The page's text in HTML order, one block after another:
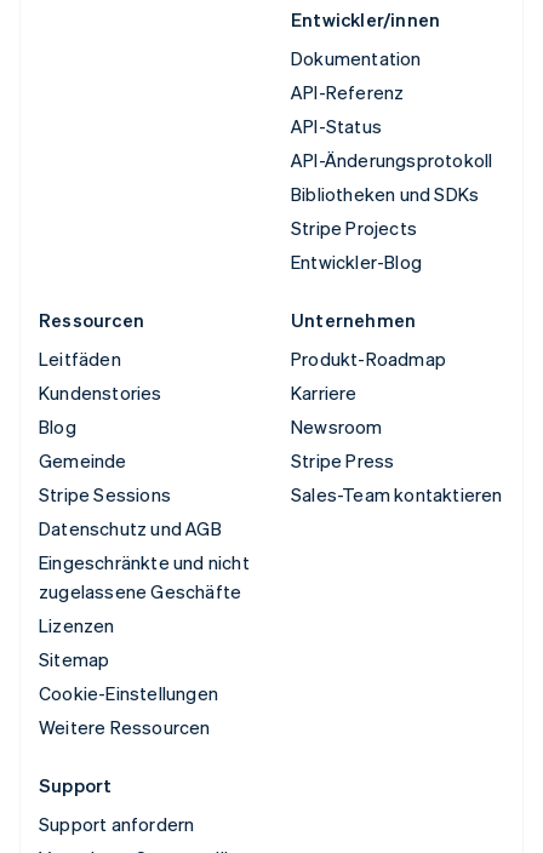
Entwickler/innen
Dokumentation
API-Referenz
API-Status
API-Änderungsprotokoll
Bibliotheken und SDKs
Stripe Projects
Entwickler-Blog
Ressourcen
Leitfäden
Kundenstories
Blog
Gemeinde
Stripe Sessions
Datenschutz und AGB
Eingeschränkte und nicht
zugelassene Geschäfte
Lizenzen
Sitemap
Cookie-Einstellungen
Weitere Ressourcen
Unternehmen
Produkt-Roadmap
Karriere
Newsroom
Stripe Press
Sales-Team kontaktieren
Support
Support anfordern